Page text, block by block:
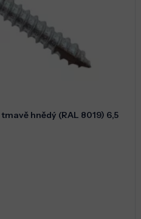
hnědý (RAL 8019) 6,5